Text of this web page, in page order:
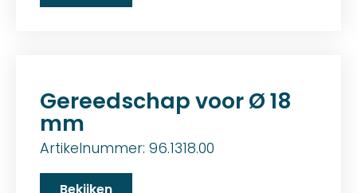
Gereedschap voor Ø 18
mm
Artikelnummer: 96.1318.00
Bekijken